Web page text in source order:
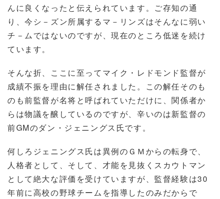
んに良くなったと伝えられています。ご存知の通
り、今シ－ズン所属するマ－リンズはそんなに弱い
チ－ムではないのですが、現在のところ低迷を続け
ています。
そんな折、ここに至ってマイク・レドモンド監督が
成績不振を理由に解任されました。この解任そのも
のも前監督が名将と呼ばれていただけに、関係者か
らは物議を醸しているのですが、辛いのは新監督の
前GMのダン・ジェニングス氏です。
何しろジェニングス氏は異例のＧＭからの転身で、
人格者として、そして、才能を見抜くスカウトマン
として絶大な評価を受けていますが、監督経験は30
年前に高校の野球チームを指導したのみだからで